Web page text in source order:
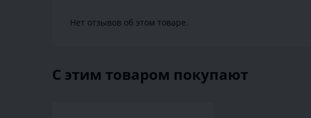
Нет отзывов об этом товаре.
С этим товаром покупают